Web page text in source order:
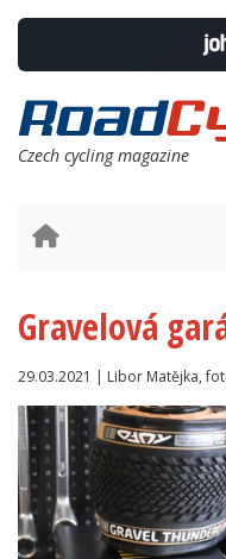
Czech cycling magazine
Gravelová
29.03.2021 | Libor Matějka,